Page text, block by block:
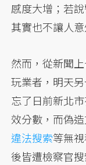
感度大增；若
其實也不讓人意
然而，從新聞
玩業者，明天
忘了日前新北
效分數，而偽
違法搜索等無
後皆遭檢察官